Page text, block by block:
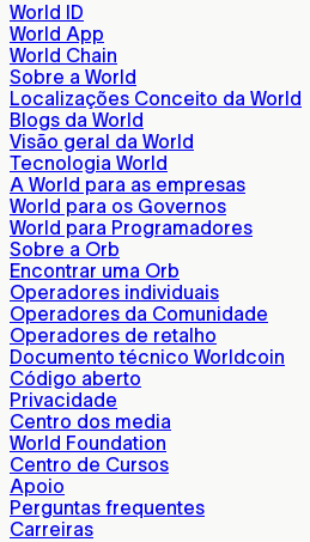
World ID
World App
World Chain
Sobre a World
Localizações Conceito da World
Blogs da World
Visão geral da World
Tecnologia World
A World para as empresas
World para os Governos
World para Programadores
Sobre a Orb
Encontrar uma Orb
Operadores individuais
Operadores da Comunidade
Operadores de retalho
Documento técnico Worldcoin
Código aberto
Privacidade
Centro dos media
World Foundation
Centro de Cursos
Apoio
Perguntas frequentes
Carreiras